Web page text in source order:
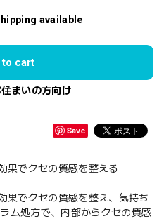
available
cart
まいの方向け
Save
果でクセの質感を整える
果でクセの質感を整え、気持ち
ム処方で、内部からクセの質感